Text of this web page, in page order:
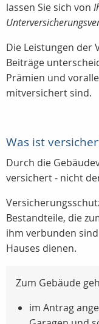
lassen Sie sich von
Die Leistungen der
Beiträge
Prämien und
mitversichert sind.
Was ist
Durch die
versichert - nicht
Bestandteile, die
ihm verbunden
Hauses dienen.
Zum Gebäude
im Antrag